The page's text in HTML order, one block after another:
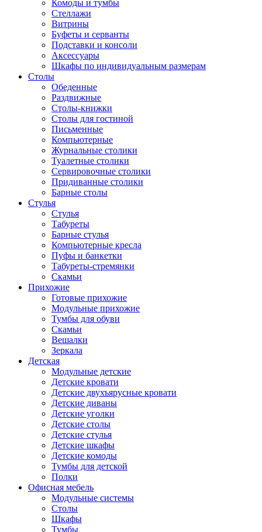
Комоды и тумбы
Стеллажи
Витрины
Буфеты и серванты
Подставки и консоли
Аксессуары
Шкафы по индивидуальным размерам
Столы
Обеденные
Раздвижные
Столы-книжки
Столы для гостиной
Письменные
Компьютерные
Журнальные столики
Туалетные столики
Сервировочные столики
Придиванные столики
Барные столы
Стулья
Стулья
Табуреты
Барные стулья
Компьютерные кресла
Пуфы и банкетки
Табуреты-стремянки
Скамьи
Прихожие
Готовые прихожие
Модульные прихожие
Тумбы для обуви
Скамьи
Вешалки
Зеркала
Детская
Модульные детские
Детские кровати
Детские двухъярусные кровати
Детские диваны
Детские уголки
Детские столы
Детские стулья
Детские шкафы
Детские комоды
Тумбы для детской
Полки
Офисная мебель
Модульные системы
Столы
Шкафы
Тумбы